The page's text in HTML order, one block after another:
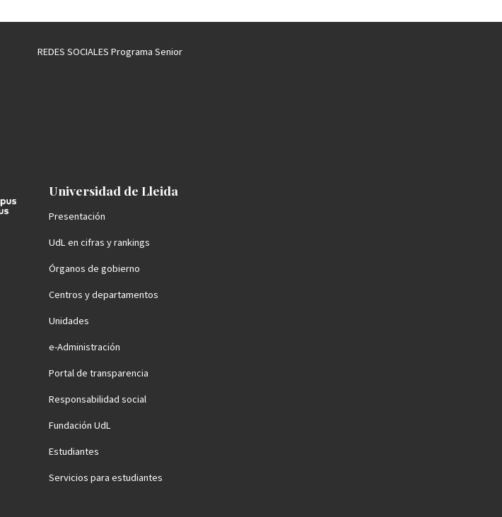
REDES SOCIALES Programa Senior
Universidad de Lleida
Presentación
UdL en cifras y rankings
Órganos de gobierno
Centros y departamentos
Unidades
e-Administración
Portal de transparencia
Responsabilidad social
Fundación UdL
Estudiantes
Servicios para estudiantes